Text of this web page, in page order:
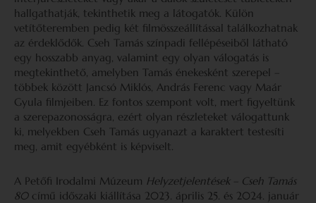
hallgathatják, tekinthetik meg a látogatók. Külön
vetítőteremben pedig két filmösszeállítással találkozhatnak
az érdeklődők. Cseh Tamás színpadi fellépéseiből látható
egy hosszabb anyag, valamint egy olyan válogatás is
megtekinthető, amelyben Tamás énekesként szerepel –
többek között Jancsó Miklós, András Ferenc vagy Maár
Gyula filmjeiben. Ez fontos szempont volt, mert figyeltünk
a szerepazonosságra, ezért olyan részleteket válogattunk
ki, melyekben Cseh Tamás ugyanazt a karaktert testesíti
meg, amit egyébként is képviselt.
A Petőfi Irodalmi Múzeum Helyzetjelentések – Cseh Tamás
80című időszaki kiállítása 2023. április 25. és 2024. január